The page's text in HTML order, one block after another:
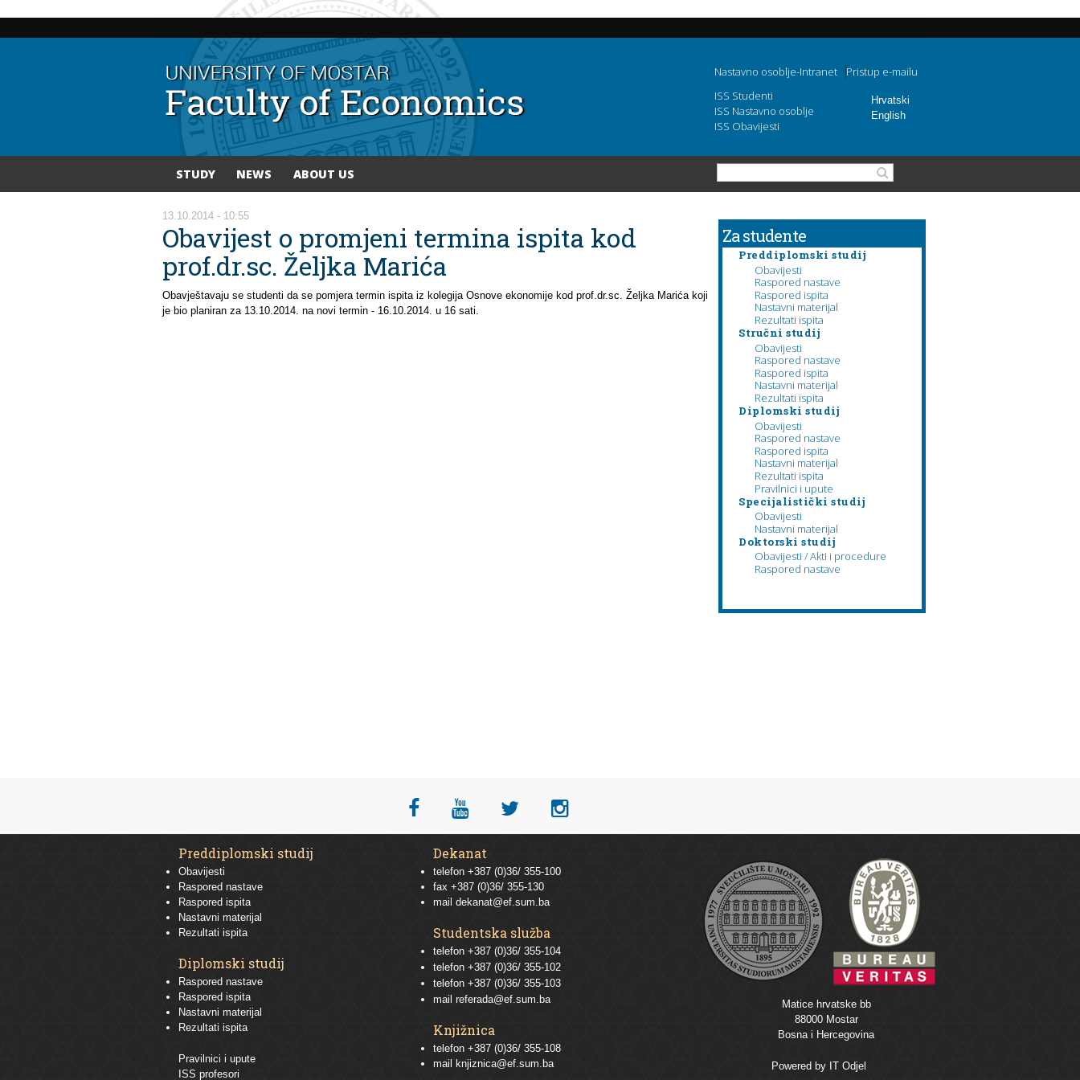
content
Hrvatski
English
Nastavno osoblje-Intranet
Pristup e-mailu
ISS Studenti
ISS Nastavno osoblje
ISS Obavijesti
STUDY NEWS ABOUT US Search form
You are here
13.10.2014 - 10:55
Obavijest o promjeni termina ispita kod
prof.dr.sc. Željka Marića
Obavještavaju se studenti da se pomjera termin ispita iz kolegija Osnove ekonomije kod prof.dr.sc. Željka Marićakoji
je bio planiran za 13.10.2014. na novi termin - 16.10.2014. u 16 sati.
Za studente
Preddiplomski studij
Obavijesti
Raspored nastave
Raspored ispita
Nastavni materijal
Rezultati ispita
Stručni studij
Obavijesti
Raspored nastave
Raspored ispita
Nastavni materijal
Rezultati ispita
Diplomski studij
Obavijesti
Raspored nastave
Raspored ispita
Nastavni materijal
Rezultati ispita
Pravilnici i upute
Specijalistički studij
Obavijesti
Nastavni materijal
Doktorski studij
Obavijesti / Akti i procedure
Raspored nastave
Preddiplomski studij
Obavijesti
Raspored nastave
Raspored ispita
Nastavni materijal
Rezultati ispita
Diplomski studij
Raspored nastave
Raspored ispita
Nastavni materijal
Rezultati ispita
Pravilnici i upute
ISS profesori
Dekanat
telefon +387 (0)36/ 355-100
fax +387 (0)36/ 355-130
mail dekanat@ef.sum.ba
Studentska služba
telefon +387 (0)36/ 355-104
telefon +387 (0)36/ 355-102
telefon +387 (0)36/ 355-103
mail referada@ef.sum.ba
Knjižnica
telefon +387 (0)36/ 355-108
mail
knjiznica@ef.sum.ba
Matice hrvatske bb
88000 Mostar
Bosna i Hercegovina
Powered by IT Odjel